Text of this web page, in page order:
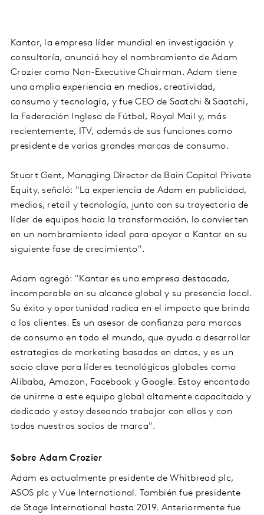
Kantar, la empresa líder mundial en investigación y
consultoría, anunció hoy el nombramiento de Adam
Crozier como Non-Executive Chairman. Adam tiene
una amplia experiencia en medios, creatividad,
consumo y tecnología, y fue CEO de Saatchi & Saatchi,
la Federación Inglesa de Fútbol, Royal Mail y, más
recientemente, ITV, además de sus funciones como
presidente de varias grandes marcas de consumo.
Stuart Gent, Managing Director de Bain Capital Private
Equity, señaló: "La experiencia de Adam en publicidad,
medios, retail y tecnología, junto con su trayectoria de
líder de equipos hacia la transformación, lo convierten
en un nombramiento ideal para apoyar a Kantar en su
siguiente fase de crecimiento".
Adam agregó: "Kantar es una empresa destacada,
incomparable en su alcance global y su presencia local.
Su éxito y oportunidad radica en el impacto que brinda
a los clientes. Es un asesor de confianza para marcas
de consumo en todo el mundo, que ayuda a desarrollar
estrategias de marketing basadas en datos, y es un
socio clave para líderes tecnológicos globales como
Alibaba, Amazon, Facebook y Google. Estoy encantado
de unirme a este equipo global altamente capacitado y
dedicado y estoy deseando trabajar con ellos y con
todos nuestros socios de marca".
Sobre Adam Crozier
Adam es actualmente presidente de Whitbread plc,
ASOS plc y Vue International. También fue presidente
de Stage International hasta 2019. Anteriormente fue